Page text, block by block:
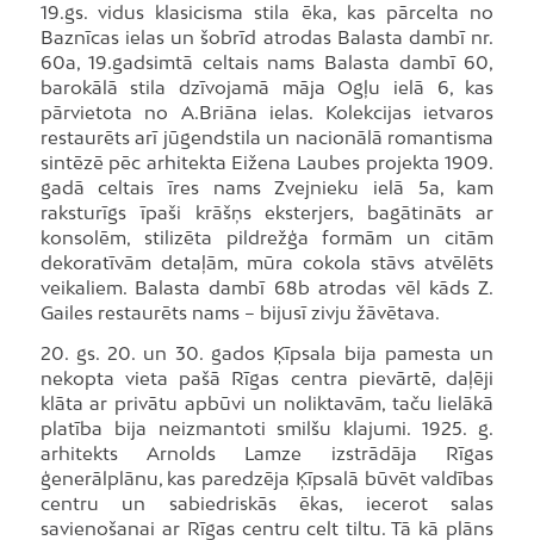
19.gs. vidus klasicisma stila ēka, kas pārcelta no
Baznīcas ielas un šobrīd atrodas Balasta dambī nr.
60a, 19.gadsimtā celtais nams Balasta dambī 60,
barokālā stila dzīvojamā māja Ogļu ielā 6, kas
pārvietota no A.Briāna ielas. Kolekcijas ietvaros
restaurēts arī jūgendstila un nacionālā romantisma
sintēzē pēc arhitekta Eižena Laubes projekta 1909.
gadā celtais īres nams Zvejnieku ielā 5a, kam
raksturīgs īpaši krāšņs eksterjers, bagātināts ar
konsolēm, stilizēta pildrežģa formām un citām
dekoratīvām detaļām, mūra cokola stāvs atvēlēts
veikaliem. Balasta dambī 68b atrodas vēl kāds Z.
Gailes restaurēts nams – bijusī zivju žāvētava.
20. gs. 20. un 30. gados Ķīpsala bija pamesta un
nekopta vieta pašā Rīgas centra pievārtē, daļēji
klāta ar privātu apbūvi un noliktavām, taču lielākā
platība bija neizmantoti smilšu klajumi. 1925. g.
arhitekts Arnolds Lamze izstrādāja Rīgas
ģenerālplānu, kas paredzēja Ķīpsalā būvēt valdības
centru un sabiedriskās ēkas, iecerot salas
savienošanai ar Rīgas centru celt tiltu. Tā kā plāns